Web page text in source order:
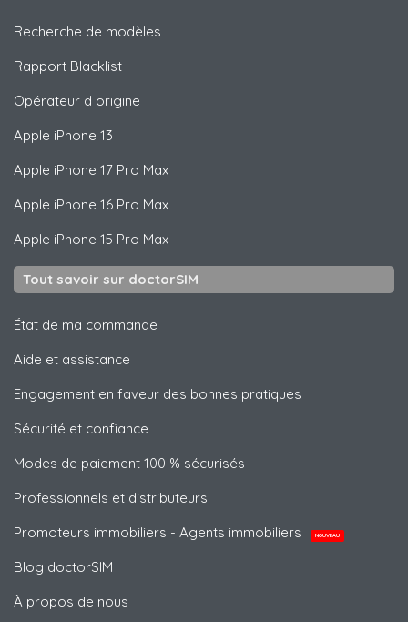
Recherche de modèles
Rapport Blacklist
Opérateur d origine
Apple iPhone 13
Apple iPhone 17 Pro Max
Apple iPhone 16 Pro Max
Apple iPhone 15 Pro Max
Tout savoir sur doctorSIM
État de ma commande
Aide et assistance
Engagement en faveur des bonnes pratiques
Sécurité et confiance
Modes de paiement 100 % sécurisés
Professionnels et distributeurs
Promoteurs immobiliers - Agents immobiliers
NOUVEAU
Blog doctorSIM
À propos de nous